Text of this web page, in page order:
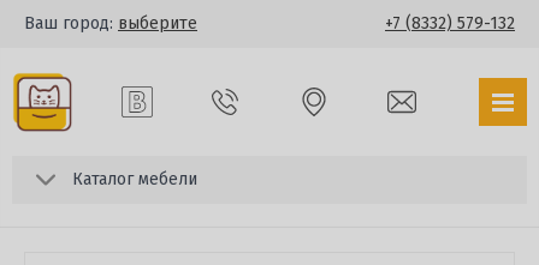
Ваш город: выберите +7 (8332) 579-132
Каталог мебели